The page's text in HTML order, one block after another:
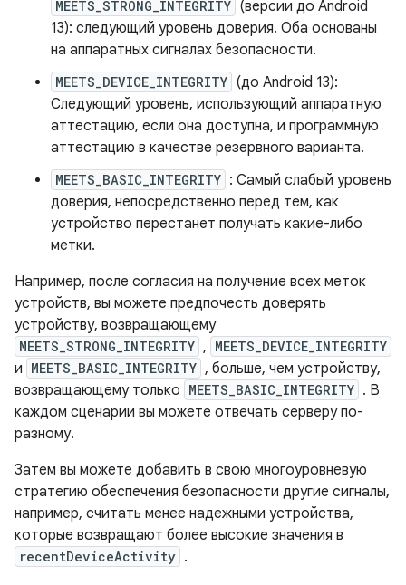
MEETS_STRONG_INTEGRITY (версии до Android
13): следующий уровень доверия. Оба основаны
на аппаратных сигналах безопасности.
MEETS_DEVICE_INTEGRITY (до Android 13):
Следующий уровень, использующий аппаратную
аттестацию, если она доступна, и программную
аттестацию в качестве резервного варианта.
MEETS_BASIC_INTEGRITY : Самый слабый уровень
доверия, непосредственно перед тем, как
устройство перестанет получать какие-либо
метки.
Например, после согласия на получение всех меток
устройств, вы можете предпочесть доверять
устройству, возвращающему
MEETS_STRONG_INTEGRITY , MEETS_DEVICE_INTEGRITY
и MEETS_BASIC_INTEGRITY , больше, чем устройству,
возвращающему только MEETS_BASIC_INTEGRITY . В
каждом сценарии вы можете отвечать серверу по-
разному.
Затем вы можете добавить в свою многоуровневую
стратегию обеспечения безопасности другие сигналы,
например, считать менее надежными устройства,
которые возвращают более высокие значения в
recentDeviceActivity .